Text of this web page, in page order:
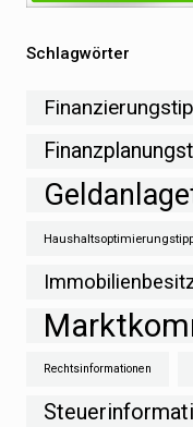
Schlagwörter
Rechtsinformationen